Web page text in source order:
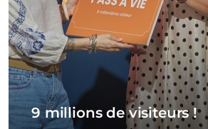
9 millions de visiteurs !